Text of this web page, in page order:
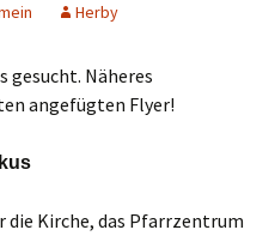
Herby
gesucht. Näheres
angefügten Flyer!
die Kirche, das Pfarrzentrum